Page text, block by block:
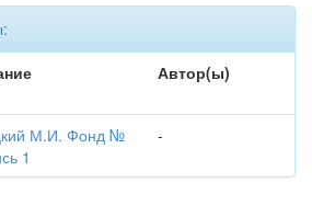
Автор(ы)
М.И. Фонд №
1
-